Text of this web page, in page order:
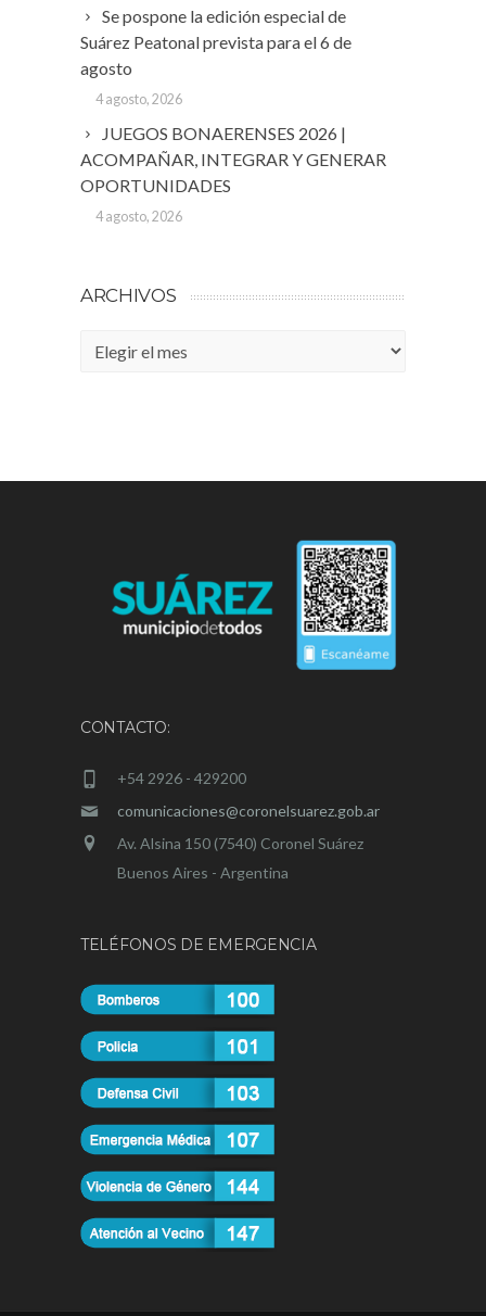
Se pospone la edición especial de
Suárez Peatonal prevista para el 6 de
agosto
4 agosto, 2026
JUEGOS BONAERENSES 2026 |
ACOMPAÑAR, INTEGRAR Y GENERAR
OPORTUNIDADES
4 agosto, 2026
ARCHIVOS
Archivos
CONTACTO:
+54 2926 - 429200
comunicaciones@coronelsuarez.gob.ar
Av. Alsina 150 (7540) Coronel Suárez
Buenos Aires - Argentina
TELÉFONOS DE EMERGENCIA